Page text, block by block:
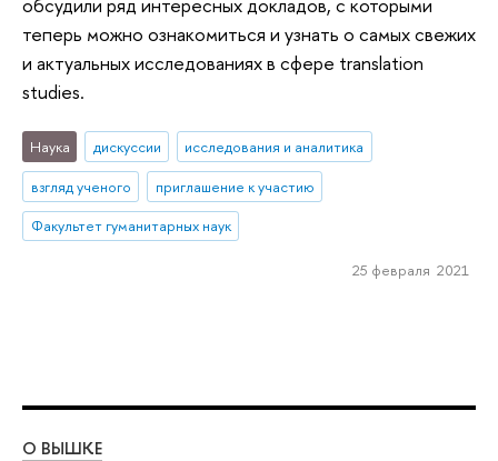
обсудили ряд интересных докладов, с которыми
теперь можно ознакомиться и узнать о самых свежих
и актуальных исследованиях в сфере translation
studies.
Наука дискуссии
исследования и аналитика
взгляд ученого
приглашение к участию
Факультет гуманитарных наук
25 февраля 2021
О ВЫШКЕ